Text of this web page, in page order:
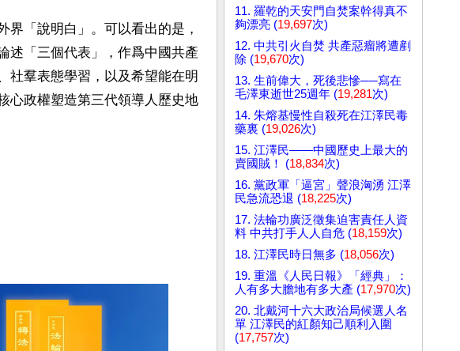
「說明白」。可以看出的是，
述「三個代表」，作爲中國共產
社羣表態學習，以及希望能在明
心政權塑造第三代領導人歷史地
11. 羅乾的天安門自焚案幹得真不
夠漂亮 (19,697次)
12. 中共引火自焚 共產惡瘤將遭剷
除 (19,670次)
13. 生前偉大，死後悲慘──寫在
毛澤東逝世25週年 (19,281次)
14. 朱熔基慢性自殺死在江澤民毒
藥裏 (19,026次)
15. 江澤民——中國歷史上最大的
賣國賊！ (18,834次)
16. 黨政軍「逼宮」聲浪洶湧 江澤
民急流恐退 (18,225次)
17. 法輪功廣泛徵集迫害責任人資
料 中共打手人人自危 (18,159次)
18. 江澤民時日無多 (18,056次)
19. 重溫《人民日報》「經典」：
人有多大膽地有多大產 (17,970次)
20. 北戴河十六大政治局候選人名
單 江澤民的紅顏知己順利入圍
(17,757次)